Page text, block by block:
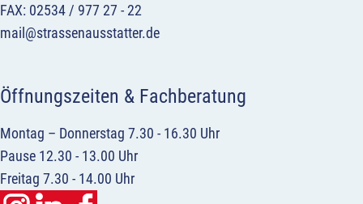
FAX: 02534 / 977 27 - 22
mail@strassenausstatter.de
Öffnungszeiten & Fachberatung
Montag – Donnerstag 7.30 - 16.30 Uhr
Pause 12.30 - 13.00 Uhr
Freitag 7.30 - 14.00 Uhr